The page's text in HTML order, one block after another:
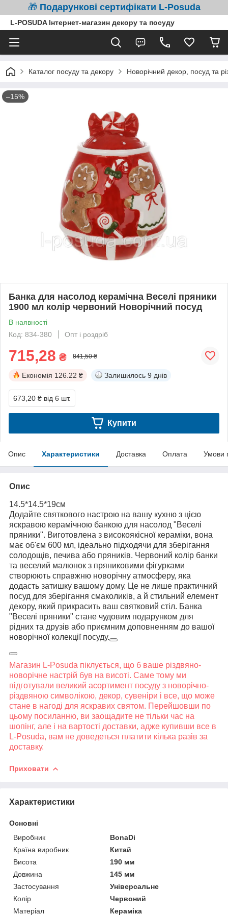
🎁 Подарункові сертифікати L-Posuda
L-POSUDA Інтернет-магазин декору та посуду
Каталог посуду та декору Новорічний декор, посуд та
–15%
Банка для насолод керамічна Веселі пряники
1900 мл колір червоний Новорічний посуд
В наявності
Код: 834-380
Опт і роздріб
715,28 ₴ 841,50 ₴
Економія 126.22 ₴ Залишилось 9 днів
673,20 ₴ від 6 шт.
Купити
Опис Характеристики Доставка Оплата Умови
Опис
14.5*14.5*19см
Додайте святкового настрою на вашу кухню з цією
яскравою керамічною банкою для насолод "Веселі
пряники". Виготовлена з високоякісної кераміки, вона
має об'єм 600 мл, ідеально підходячи для зберігання
солодощів, печива або пряників. Червоний колір банки
та веселий малюнок з пряниковими фігурками
створюють справжню новорічну атмосферу, яка
додасть затишку вашому дому. Це не лише практичний
посуд для зберігання смаколиків, а й стильний елемент
декору, який прикрасить ваш святковий стіл. Банка
"Веселі пряники" стане чудовим подарунком для
рідних та друзів або приємним доповненням до вашої
новорічної колекції посуду.
Магазин L-Posuda піклується, що б ваше різдвяно-
новорічне настрій був на висоті. Саме тому ми
підготували великий асортимент посуду з новорічно-
різдвяною символікою, декор, сувеніри і все, що може
стане в нагоді для яскравих святом. Перейшовши по
цьому посиланню, ви заощадите не тільки час на
шопінг, але і на вартості доставки, адже купивши все в
L-Posuda, вам не доведеться платити кілька разів за
доставку.
Приховати
Характеристики
Основні
Виробник
BonaDi
Країна виробник
Китай
Висота
190 мм
Довжина
145 мм
Застосування
Універсальне
Колір
Червоний
Матеріал
Кераміка